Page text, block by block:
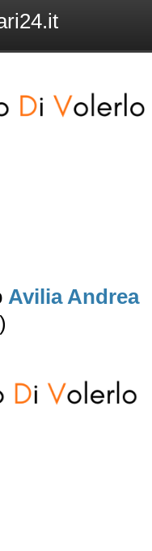
Avilia Andrea